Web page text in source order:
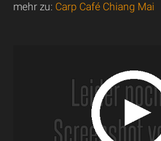
mehr zu: Carp Café Chiang Mai